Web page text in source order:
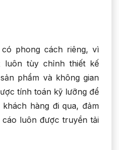
phong cách riêng, vì
luôn tùy chỉnh thiết kế
phẩm và không gian
tính toán kỹ lưỡng để
hàng đi qua, đảm
cáo luôn được truyền tải